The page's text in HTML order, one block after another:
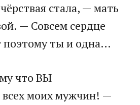
стала, — мать
— Совсем сердце
поэтому ты и одна…
что ВЫ
моих мужчин! —